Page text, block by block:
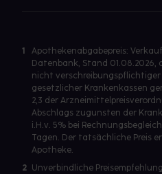
1
Apothekenabgabepreis:
Datenbank, Stand 01.08.2026,
nicht
gesetzlicher Krankenkassen
2,3 der
Abschlags zugunsten der
i.H.v. 5% bei
Tagen. Der tatsächliche Preis
Apotheke.
2 Unverbindliche